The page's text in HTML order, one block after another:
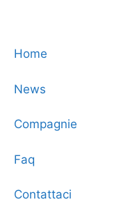
Home
News
Compagnie
Faq
Contattaci